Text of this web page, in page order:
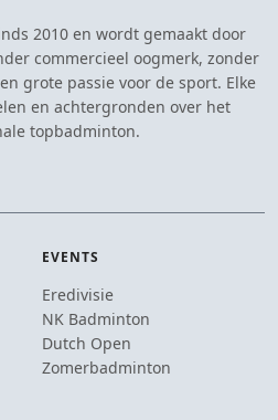
2010 en wordt gemaakt door
commercieel oogmerk, zonder
grote passie voor de sport. Elke
en achtergronden over het
topbadminton.
EVENTS
Eredivisie
NK Badminton
Dutch Open
Zomerbadminton